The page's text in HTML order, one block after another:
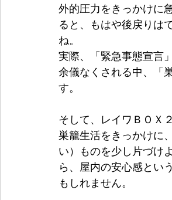
外的圧力をきっかけに
ると、もはや後戻りは
ね。
実際、「緊急事態宣言
余儀なくされる中、「
す。
そして、レイワＢＯＸ
巣籠生活をきっかけに
い）ものを少し片づけ
ら、屋内の安心感とい
もしれません。